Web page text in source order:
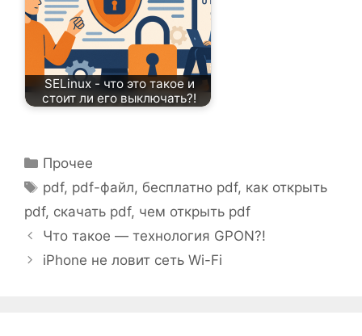
SELinux - что это такое и
стоит ли его выключать?!
Рубрики
Прочее
Метки
pdf, pdf-файл, бесплатно pdf, как открыть
pdf, скачать pdf, чем открыть pdf
Что такое — технология GPON?!
iPhone не ловит сеть Wi-Fi